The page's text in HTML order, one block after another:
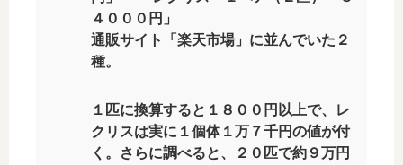
４０００円」
通販サイト「楽天市場」に並んでいた２
種。
１匹に換算すると１８００円以上で、レ
クリスは実に１個体１万７千円の値が付
く。さらに調べると、２０匹で約９万円